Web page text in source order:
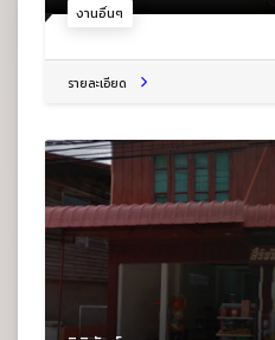
งานอื่นๆ
รายละเอียด